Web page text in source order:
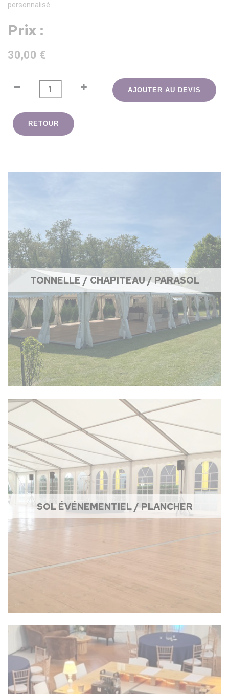
personnalisé.
Prix :
30,00 €
AJOUTER AU DEVIS
RETOUR
TONNELLE / CHAPITEAU / PARASOL
SOL ÉVÉNEMENTIEL / PLANCHER